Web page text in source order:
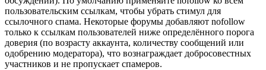
пользовательским ссылкам, чтобы убрать стимул для
ссылочного спама. Некоторые форумы добавляют nofollow
только к ссылкам пользователей ниже определённого порога
доверия (по возрасту аккаунта, количеству сообщений или
одобрению модератора), что вознаграждает добросовестных
участников и не пропускает спамеров.